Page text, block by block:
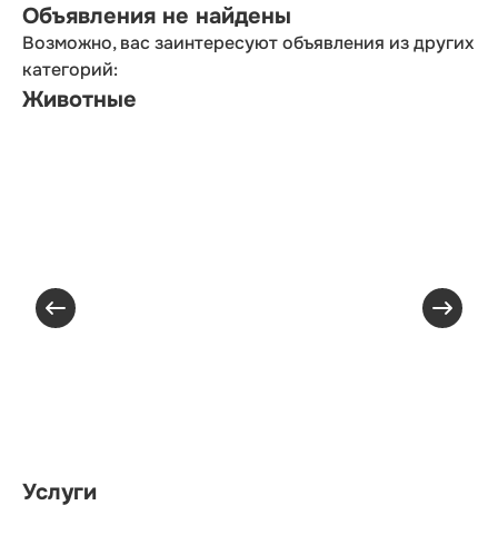
Объявления не найдены
Возможно, вас заинтересуют объявления из других
категорий:
Животные
Услуги